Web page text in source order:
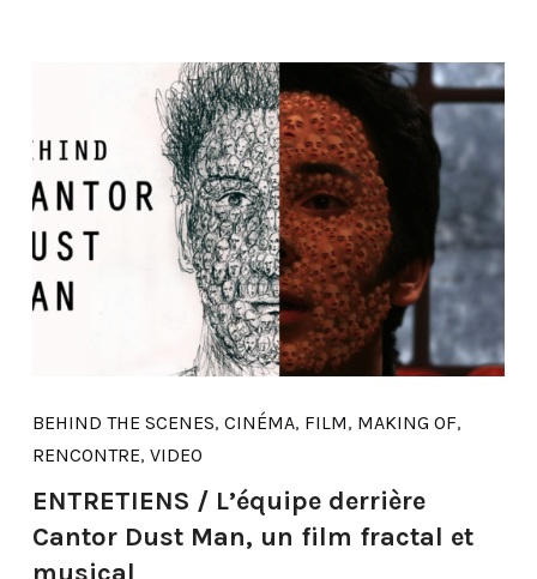
BEHIND THE SCENES, CINÉMA, FILM, MAKING OF,
RENCONTRE, VIDEO
ENTRETIENS / L’équipe derrière
Cantor Dust Man, un film fractal et
musical